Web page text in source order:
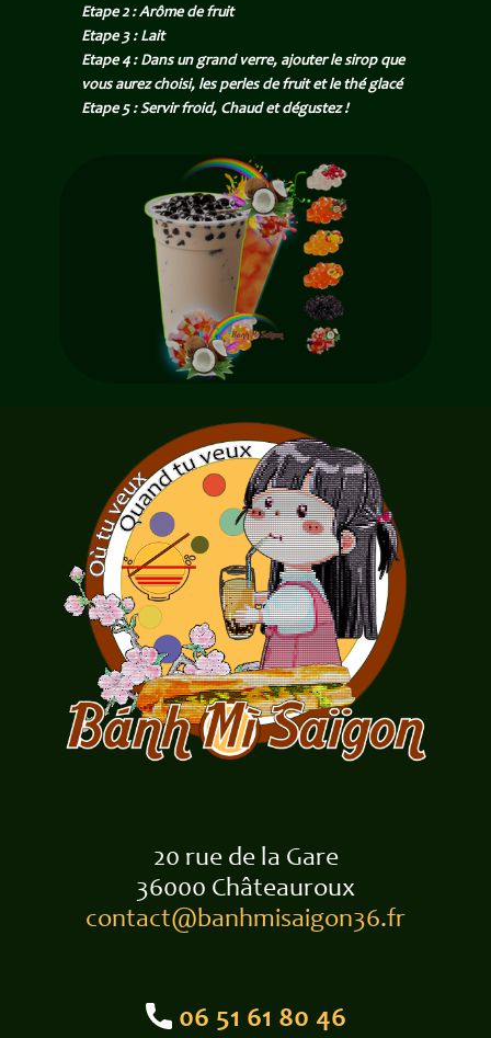
Etape 2 : Arôme de fruit
Etape 3 : Lait
Etape 4 : Dans un grand verre, ajouter le sirop que
vous aurez choisi, les perles de fruit et le thé glacé
Etape 5 : Servir froid, Chaud et dégustez !
20 rue de la Gare
36000 Châteauroux
contact@banhmisaigon36.fr
06 51 61 80 46